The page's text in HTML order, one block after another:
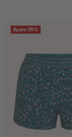
Spare 35%